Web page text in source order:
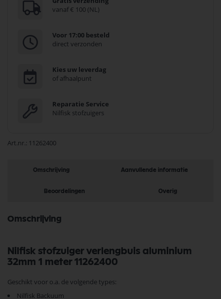
vanaf € 100 (NL)
Voor 17:00 besteld
direct verzonden
Kies uw leverdag
of afhaalpunt
Reparatie Service
Nilfisk stofzuigers
Art.nr. 11262400
Omschrijving Aanvullende informatie
Beoordelingen Overig
Omschrijving
Nilfisk stofzuiger verlengbuis aluminium
32mm 1 meter 11262400
Geschikt voor o.a. de volgende types:
Nilfisk Backuum